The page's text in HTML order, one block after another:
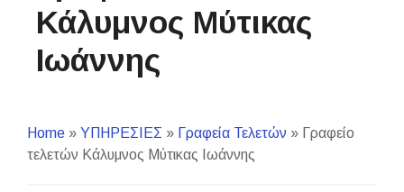
Κάλυμνος Μύτικας
Ιωάννης
Home » ΥΠΗΡΕΣΙΕΣ » Γραφεία Τελετών » Γραφείο
τελετών Κάλυμνος Μύτικας Ιωάννης